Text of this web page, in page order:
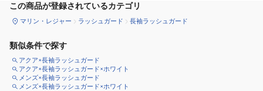
この商品が登録されているカテゴリ
マリン・レジャー ラッシュガード 長袖ラッシュガード
類似条件で探す
アクア×長袖ラッシュガード
アクア×長袖ラッシュガード×ホワイト
メンズ×長袖ラッシュガード
メンズ×長袖ラッシュガード×ホワイト